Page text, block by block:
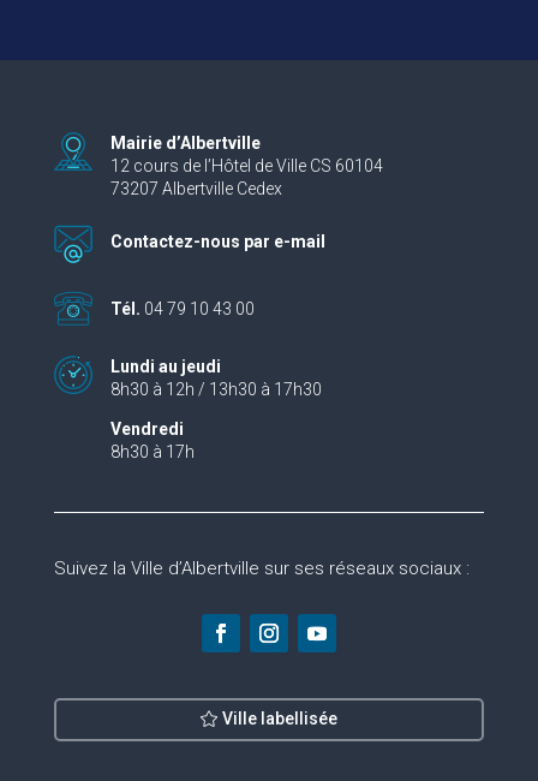
Mairie d’Albertville
12 cours de l’Hôtel de Ville CS 60104
73207 Albertville Cedex
Contactez-nous par e-mail
Tél. 04 79 10 43 00
Lundi au jeudi
8h30 à 12h / 13h30 à 17h30
Vendredi
8h30 à 17h
Suivez la Ville d’Albertville sur ses réseaux sociaux :
Ville labellisée